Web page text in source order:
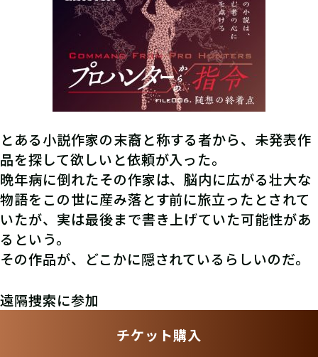
とある小説作家の末裔と称する者から、未発表作
品を探して欲しいと依頼が入った。
晩年病に倒れたその作家は、脳内に広がる壮大な
物語をこの世に産み落とす前に旅立ったとされて
いたが、実は最後まで書き上げていた可能性があ
るという。
その作品が、どこかに隠されているらしいのだ。
遠隔捜索に参加
チケット購入